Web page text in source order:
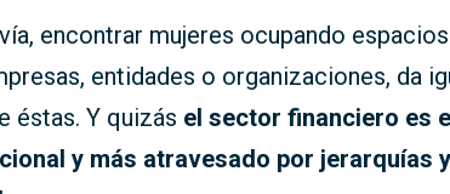
encontrar mujeres ocupando
entidades o organizaciones, da
éstas. Y quizás el sector financiero es
y más atravesado por jerarquías y